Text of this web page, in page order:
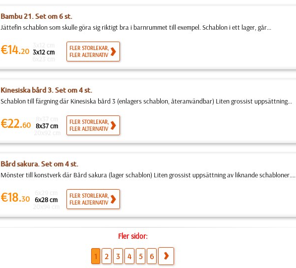
Bambu 21. Set om 6 st.
Jättefin schablon som skulle göra sig riktigt bra i barnrummet till exempel. Schablon i ett lager, går...
€14.20 3x12 cm
FLER STORLEKAR,
FLER ALTERNATIV
Kinesiska bård 3. Set om 4 st.
Schablon till färgning där Kinesiska bård 3 (enlagers schablon, återanvändbar) Liten grossist uppsättning...
€22.60 8x37 cm
FLER STORLEKAR,
FLER ALTERNATIV
Bård sakura. Set om 4 st.
Mönster till konstverk där Bård sakura (lager schablon) Liten grossist uppsättning av liknande schabloner....
€18.30 6x28 cm
FLER STORLEKAR,
FLER ALTERNATIV
Fler sidor:
1 2 3 4 5 6